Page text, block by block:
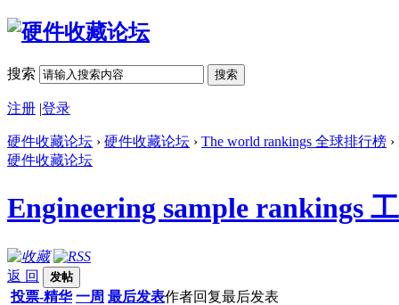
搜索 搜索
注册 |登录
硬件收藏论坛 › 硬件收藏论坛 › The world rankings 全球排行榜
硬件收藏论坛
Engineering sample rankings
返 回 发帖
投票-精华 一周 最后发表作者回复最后发表